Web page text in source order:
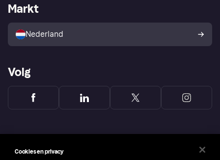
Winkeloverzicht
Kopersbescherming voor
consumenten
Zakelijke login
Markt
Nederland
Volg
Cookies en privacy